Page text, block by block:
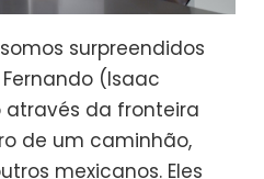
surpreendidos
(Isaac
através da fronteira
de um caminhão,
mexicanos. Eles